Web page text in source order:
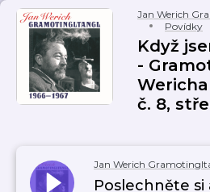
Jan Werich
Povídky
Když
-
Wericha
č. 8,
Jan Werich
Poslechněte